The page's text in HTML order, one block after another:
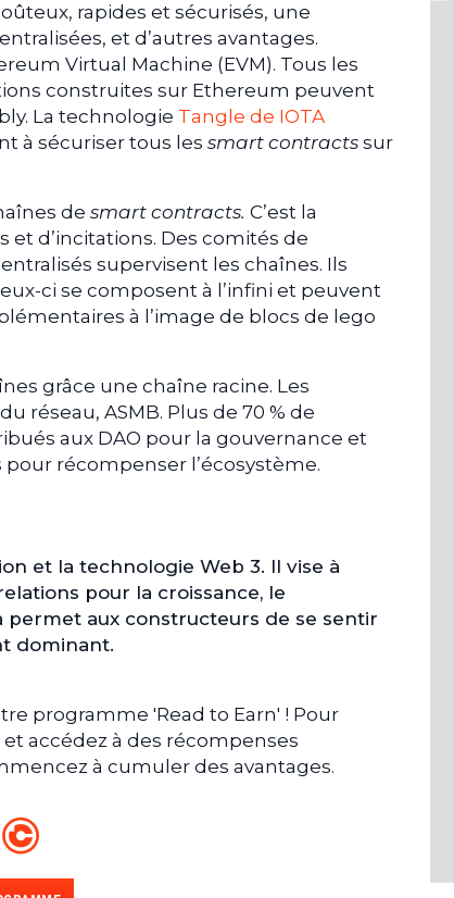
rapides et sécurisés, une
et d’autres avantages.
Virtual Machine (EVM). Tous les
construites sur Ethereum peuvent
La technologie Tangle de IOTA
à sécuriser tous les smart contracts sur
de smart contracts. C’est la
d’incitations. Des comités de
supervisent les chaînes. Ils
ci se composent à l’infini et peuvent
à l’image de blocs de lego
grâce une chaîne racine. Les
réseau, ASMB. Plus de 70 % de
aux DAO pour la gouvernance et
récompenser l’écosystème.
et la technologie Web 3. Il vise à
pour la croissance, le
permet aux constructeurs de se sentir
dominant.
programme 'Read to Earn' ! Pour
accédez à des récompenses
à cumuler des avantages.